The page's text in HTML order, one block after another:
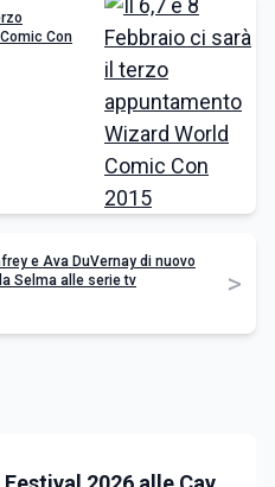
Con
e Ava DuVernay di nuovo
Selma alle serie tv
>